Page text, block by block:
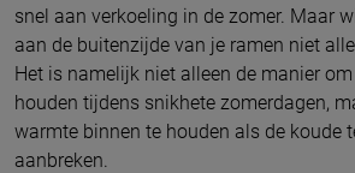
snel aan verkoeling in de zomer. Maar
aan de buitenzijde van je ramen niet
Het is namelijk niet alleen de manier
houden tijdens snikhete zomerdagen,
warmte binnen te houden als de koude
aanbreken.